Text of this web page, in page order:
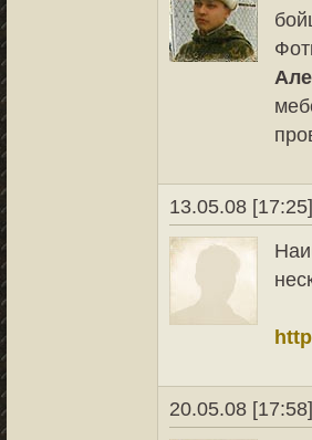
13.05.08 [17:25]
20.05.08 [17:58]